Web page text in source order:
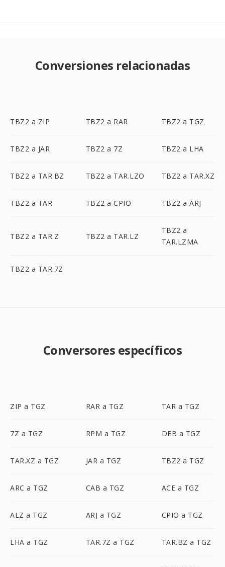
Conversiones relacionadas
TBZ2 a ZIP TBZ2 a RAR TBZ2 a TGZ
TBZ2 a JAR TBZ2 a 7Z TBZ2 a LHA
TBZ2 a TAR.BZ TBZ2 a TAR.LZO TBZ2 a TAR.XZ
TBZ2 a TAR TBZ2 a CPIO TBZ2 a ARJ
TBZ2 a TAR.Z TBZ2 a TAR.LZ
TBZ2 a
TAR.LZMA
TBZ2 a TAR.7Z
Conversores específicos
ZIP a TGZ RAR a TGZ TAR a TGZ
7Z a TGZ RPM a TGZ DEB a TGZ
TAR.XZ a TGZ JAR a TGZ TBZ2 a TGZ
ARC a TGZ CAB a TGZ ACE a TGZ
ALZ a TGZ ARJ a TGZ CPIO a TGZ
LHA a TGZ TAR.7Z a TGZ TAR.BZ a TGZ